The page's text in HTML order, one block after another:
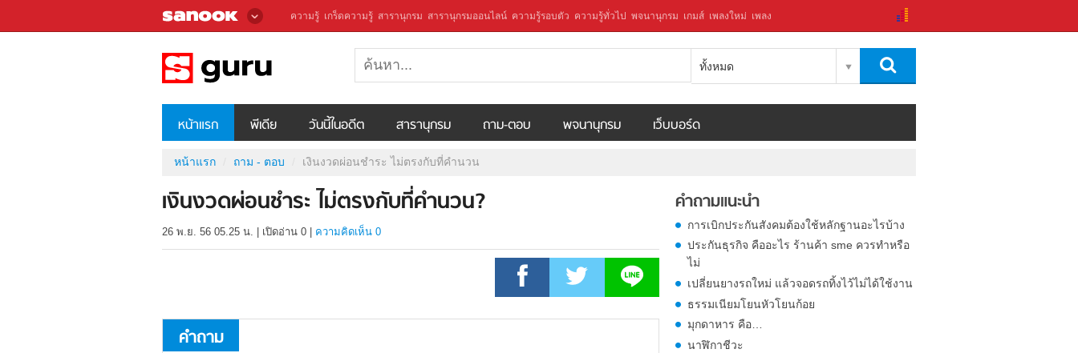
ความรู้ เกร็ดความรู้ สารานุกรม สารานุกรมออนไลน์ ความรู้รอบตัว ความรู้ทั่วไป พจนานุกรม เกมส์ เพลงใหม่ เพลง
ทั้งหมด
หน้าแรก พีเดีย วันนี้ในอดีต สารานุกรม ถาม-ตอบ พจนานุกรม เว็บบอร์ด
หน้าแรก ถาม - ตอบ เงินงวดผ่อนชำระ ไม่ตรงกับที่คำนวน
เงินงวดผ่อนชำระ ไม่ตรงกับที่คำนวน?
26 พ.ย. 56 05.25 น. เปิดอ่าน 0 ความคิดเห็น 0
คำถาม
คำถามแนะนำ
การเบิกประกันสังคมต้องใช้หลักฐานอะไรบ้าง
ประกันธุรกิจ คืออะไร ร้านค้า sme ควรทำหรือ
ไม่
เปลี่ยนยางรถใหม่ แล้วจอดรถทิ้งไว้ไม่ได้ใช้งาน
ธรรมเนียมโยนหัวโยนก้อย
มุกดาหาร คือ…
นาฬิกาชีวะ